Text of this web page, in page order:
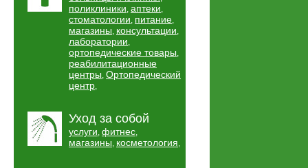
поликлиники, аптеки,
стоматологии, питание,
магазины, консультации,
лаборатории,
ортопедические товары,
реабилитационные
центры, Ортопедический
центр,
Уход за собой
услуги, фитнес,
магазины, косметология,